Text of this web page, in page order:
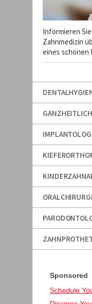
Informieren
Zahnmedizin
eines schönen